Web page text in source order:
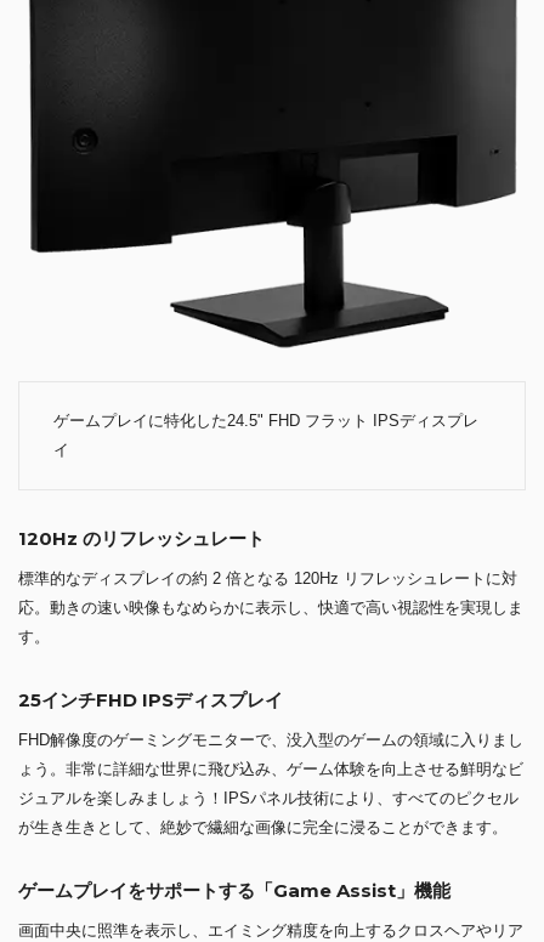
ゲームプレイに特化した24.5" FHD フラット IPSディスプレ
イ
120Hz のリフレッシュレート
標準的なディスプレイの約 2 倍となる 120Hz リフレッシュレートに対
応。動きの速い映像もなめらかに表示し、快適で高い視認性を実現しま
す。
25インチFHD IPSディスプレイ
FHD解像度のゲーミングモニターで、没入型のゲームの領域に入りまし
ょう。非常に詳細な世界に飛び込み、ゲーム体験を向上させる鮮明なビ
ジュアルを楽しみましょう！IPSパネル技術により、すべてのピクセル
が生き生きとして、絶妙で繊細な画像に完全に浸ることができます。
ゲームプレイをサポートする「Game Assist」機能
画面中央に照準を表示し、エイミング精度を向上するクロスヘアやリア